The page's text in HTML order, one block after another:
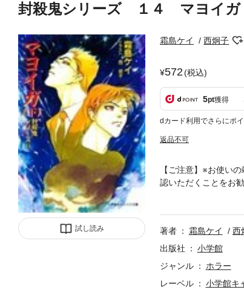
封殺鬼シリーズ １４ マヨイガ
試し読み
霜島ケイ 西炯子
572(税込)
5pt獲得
dカード利用でさらにポ
返品不可
【ご注意】※お使い
認いただくことをお
う。それは一体誰な
ください。
著者 霜島ケイ
西
出版社
小学館
ジャンル
ホラー
レーベル
小学館キ